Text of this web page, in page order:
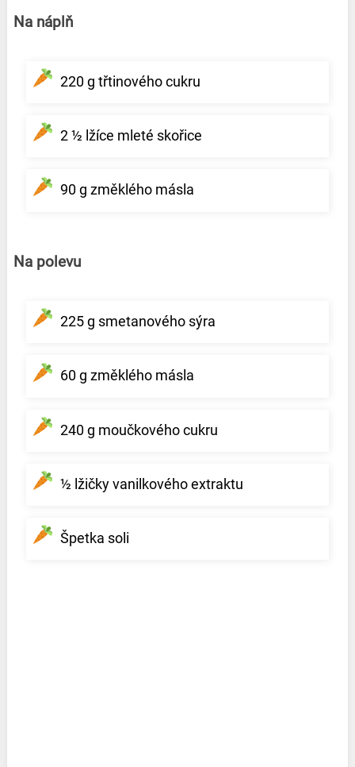
Na náplň
220 g třtinového cukru
2 ½ lžíce mleté skořice
90 g změklého másla
Na polevu
225 g smetanového sýra
60 g změklého másla
240 g moučkového cukru
½ lžičky vanilkového extraktu
Špetka soli